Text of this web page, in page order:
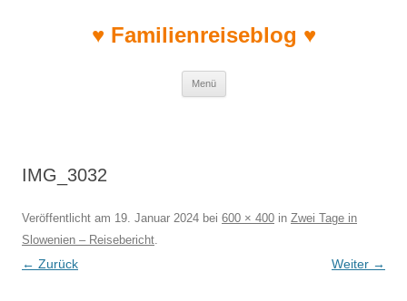
♥ Familienreiseblog ♥
Menü
IMG_3032
Veröffentlicht am 19. Januar 2024 bei 600 × 400 in Zwei Tage in
Slowenien – Reisebericht.
← Zurück Weiter →